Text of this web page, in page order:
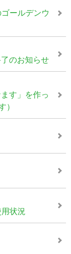
ールデンウ
のお知らせ
す」を作っ
）
状況